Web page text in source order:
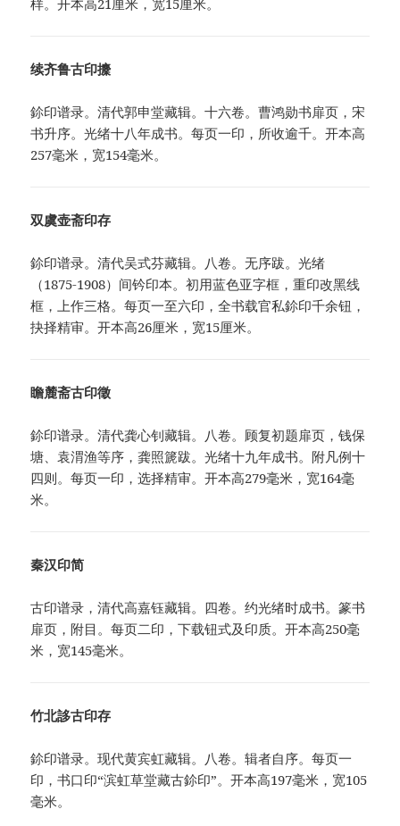
样。开本高21厘米，宽15厘米。
续齐鲁古印攈
鉩印谱录。清代郭申堂藏辑。十六卷。曹鸿勋书扉页，宋
书升序。光绪十八年成书。每页一印，所收逾千。开本高
257毫米，宽154毫米。
双虞壶斋印存
鉩印谱录。清代吴式芬藏辑。八卷。无序跋。光绪
（1875-1908）间钤印本。初用蓝色亚字框，重印改黑线
框，上作三格。每页一至六印，全书载官私鉩印千余钮，
抉择精审。开本高26厘米，宽15厘米。
瞻麓斋古印徵
鉩印谱录。清代龚心钊藏辑。八卷。顾复初题扉页，钱保
塘、袁渭渔等序，龚照篪跋。光绪十九年成书。附凡例十
四则。每页一印，选择精审。开本高279毫米，宽164毫
米。
秦汉印简
古印谱录，清代高嘉钰藏辑。四卷。约光绪时成书。篆书
扉页，附目。每页二印，下载钮式及印质。开本高250毫
米，宽145毫米。
竹北誃古印存
鉩印谱录。现代黄宾虹藏辑。八卷。辑者自序。每页一
印，书口印“滨虹草堂藏古鉩印”。开本高197毫米，宽105
毫米。